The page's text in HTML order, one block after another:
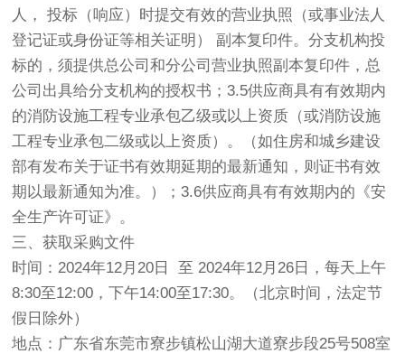
人， 投标（响应）时提交有效的营业执照（或事业法人
登记证或身份证等相关证明） 副本复印件。分支机构投
标的，须提供总公司和分公司营业执照副本复印件，总
公司出具给分支机构的授权书；3.5供应商具有有效期内
的消防设施工程专业承包乙级或以上资质（或消防设施
工程专业承包二级或以上资质）。（如住房和城乡建设
部有发布关于证书有效期延期的最新通知，则证书有效
期以最新通知为准。）；3.6供应商具有有效期内的《安
全生产许可证》。
三、获取采购文件
时间：2024年12月20日 至 2024年12月26日，每天上午
8:30至12:00，下午14:00至17:30。（北京时间，法定节
假日除外）
地点：广东省东莞市寮步镇松山湖大道寮步段25号508室